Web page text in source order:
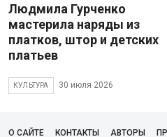
Людмила Гурченко
мастерила наряды из
платков, штор и детских
платьев
КУЛЬТУРА 30 июля 2026
О САЙТЕ КОНТАКТЫ АВТОРЫ